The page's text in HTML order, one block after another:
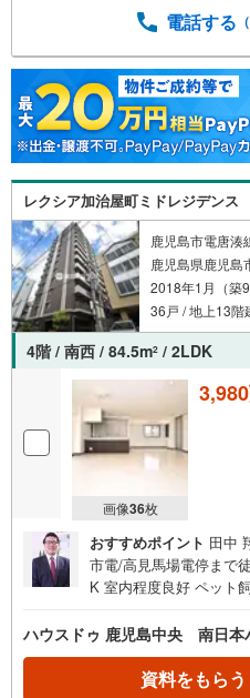
ファミリーマート武三
ックスバリュ上荒田店
立病院まで徒歩11分（
（約1200m）他にもご
くお申し付けください
画、お申込みが可能で
中 お家のことならハウ
お任せ下さい！
電話する
レクシア加治屋町ミドレジデンス
鹿児島市電唐湊
鹿児島県鹿児島
2018年1月（築9
36戸 / 地上13階
4階 / 南西 / 84.5m2 / 2LDK
画像36枚
おすすめポイント 田中
市電/高見馬場電停まで
K 室内程度良好 ペット
境■・鹿児島中央高等学
高見馬場電停まで徒歩4
治屋町店まで徒歩4分
ハウスドゥ 鹿児島中央 南日本
資料をもらう